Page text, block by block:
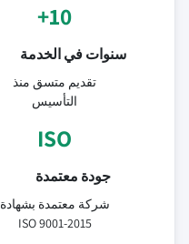
10+
سنوات في الخدمة
تقديم متسق منذ
التأسيس
ISO
جودة معتمدة
شركة معتمدة بشهادة
ISO 9001-2015